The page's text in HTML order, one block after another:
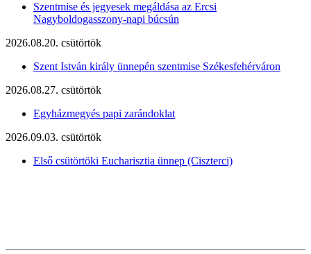
Szentmise és jegyesek megáldása az Ercsi
Nagyboldogasszony-napi búcsún
2026.08.20. csütörtök
Szent István király ünnepén szentmise Székesfehérváron
2026.08.27. csütörtök
Egyházmegyés papi zarándoklat
2026.09.03. csütörtök
Első csütörtöki Eucharisztia ünnep (Ciszterci)